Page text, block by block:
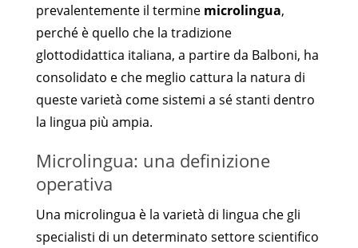
prevalentemente il termine microlingua,
perché è quello che la tradizione
glottodidattica italiana, a partire da Balboni, ha
consolidato e che meglio cattura la natura di
queste varietà come sistemi a sé stanti dentro
la lingua più ampia.
Microlingua: una definizione
operativa
Una microlingua è la varietà di lingua che gli
specialisti di un determinato settore scientifico